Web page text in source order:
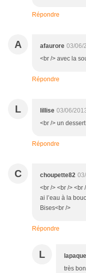
Répondre
A afaurore 03/06/
<br /> avec la
Répondre
L lillise 03/06/
<br /> un
Répondre
C choupette82
<br /> <br /> <br
ai l’eau à la
Bises<br />
Répondre
L
très